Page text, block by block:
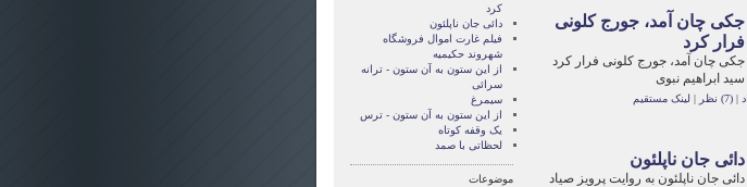
جکی چان آمد، جورج کلونی
فرار کرد
جکی چان آمد، جورج کلونی فرار کرد
سید ابراهیم نبوی
|(7) نظر | لینک مستقیم
دائی جان ناپلئون
دائی جان ناپلئون به روایت پرویز صیاد
کرد
دائی جان ناپلئون
فيلم غارت اموال فروشگاه
شهروند حكيميه
از این ستون به آن ستون - ترانه
سرائی
سیمرغ
از این ستون به آن ستون - ترس
یک وقفه کوتاه
لحظاتی با صمد
موضوعات